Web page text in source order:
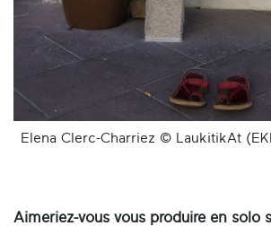
Elena Clerc-Charriez © LaukitikAt
Aimeriez-vous vous produire en solo